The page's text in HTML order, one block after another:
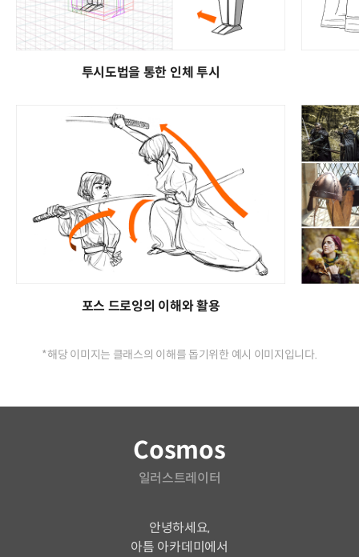
투시도법을 통한 인체 투시
포스 드로잉의 이해와 활용
*해당 이미지는 클래스의 이해를 돕기위한 예시 이미지입니다.
Cosmos
일러스트레이터
안녕하세요,
아틈 아카데미에서